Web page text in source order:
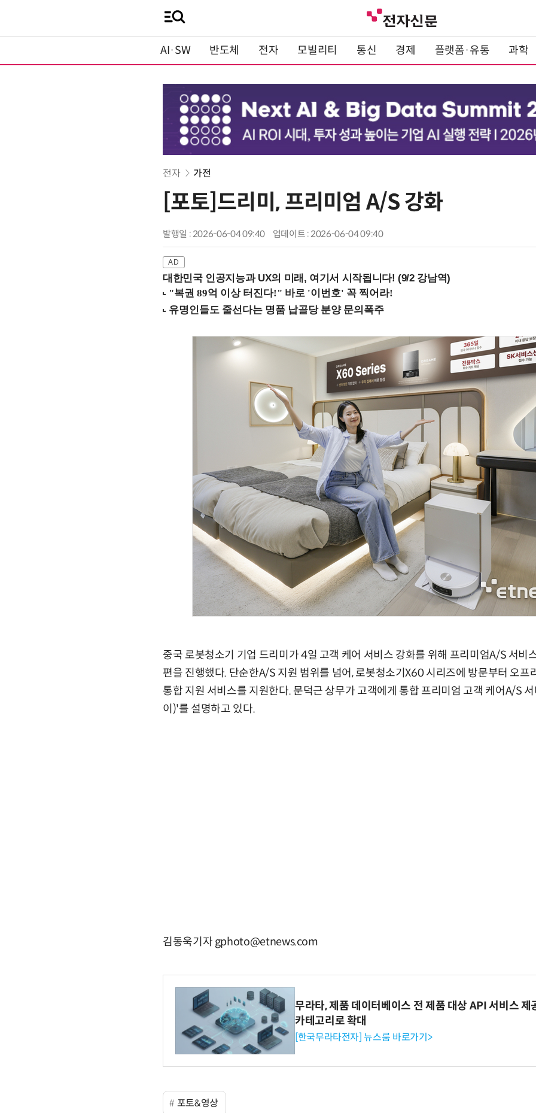
AI·SW 반도체 전자 모빌리티 통신 경제 플랫폼·유통 과학
전자 가전
[포토]드리미, 프리미엄 A/S 강화
발행일 : 2026-06-04 09:40 업데이트 : 2026-06-04 09:40
대한민국 인공지능과 UX의 미래, 여기서 시작됩니다! (9/2 강남역)
중국 로봇청소기 기업 드리미가 4일 고객 케어 서비스 강화를 위해 프리미엄A/S 서비
편을 진행했다. 단순한A/S 지원 범위를 넘어, 로봇청소기X60 시리즈에 방문부터 오프
통합 지원 서비스를 지원한다. 문덕근 상무가 고객에게 통합 프리미엄 고객 케어A/S
이)'를 설명하고 있다.
김동욱기자 gphoto@etnews.com
무라타, 제품 데이터베이스 전 제품 대상 API 서비스
카테고리로 확대
[한국무라타전자] 뉴스룸 바로가기>
포토&영상